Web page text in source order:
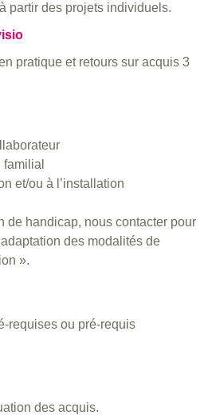
partir des projets individuels.
pratique et retours sur acquis 3
et/ou à l’installation
de handicap, nous contacter pour
des modalités de
».
requises ou pré-requis
des acquis.